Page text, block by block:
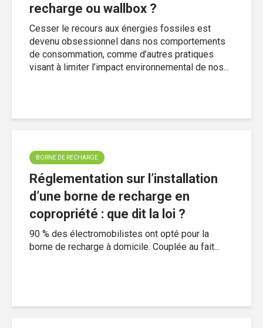
recharge ou wallbox ?
Cesser le recours aux énergies fossiles est
devenu obsessionnel dans nos comportements
de consommation, comme d’autres pratiques
visant à limiter l’impact environnemental de nos...
BORNE DE RECHARGE
Réglementation sur l’installation
d’une borne de recharge en
copropriété : que dit la loi ?
90 % des électromobilistes ont opté pour la
borne de recharge à domicile. Couplée au fait...